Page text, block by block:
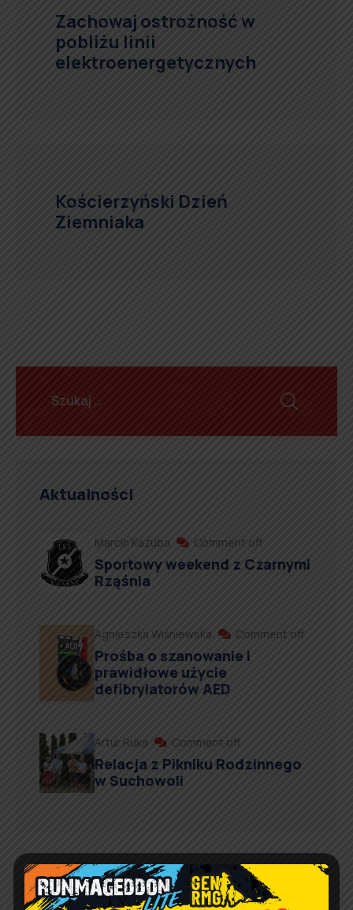
Zachowaj ostrożność w
pobliżu linii
elektroenergetycznych
Kościerzyński Dzień
Ziemniaka
Aktualności
Marcin Kazuba Comment off
Sportowy weekend z Czarnymi
Rząśnia
Agnieszka Wiśniewska Comment off
Prośba o szanowanie i
prawidłowe użycie
defibrylatorów AED
Artur Ruka Comment off
Relacja z Pikniku Rodzinnego
w Suchowoli
Kontakt